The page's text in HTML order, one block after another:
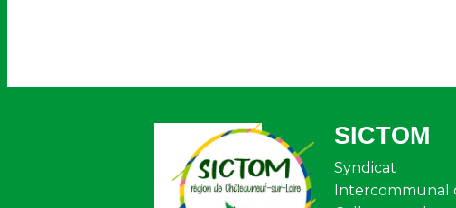
SICTOM
Syndicat
Intercommunal